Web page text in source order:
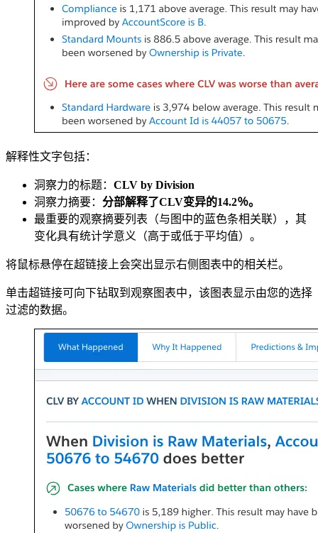
解释性文字包括：
洞察力的标题： CLV by Division
洞察力摘要： 分部解释了CLV变异的14.2％。
最重要的观察摘要列表（与图中的蓝色条相关联），其
变化具有统计学意义（高于或低于平均值）。
将鼠标悬停在超链接上会突出显示右侧图表中的相关栏。
单击超链接可向下钻取到观察图表中，该图表显示由您的选择
过滤的数据。